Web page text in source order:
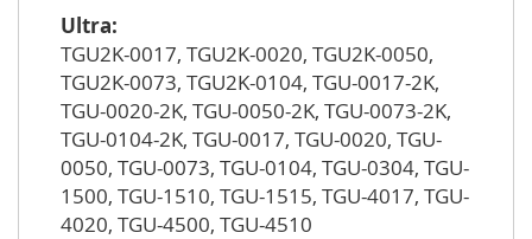
Ultra:
TGU2K-0017, TGU2K-0020, TGU2K-0050,
TGU2K-0073, TGU2K-0104, TGU-0017-2K,
TGU-0020-2K, TGU-0050-2K, TGU-0073-2K,
TGU-0104-2K, TGU-0017, TGU-0020, TGU-
0050, TGU-0073, TGU-0104, TGU-0304, TGU-
1500, TGU-1510, TGU-1515, TGU-4017, TGU-
4020, TGU-4500, TGU-4510